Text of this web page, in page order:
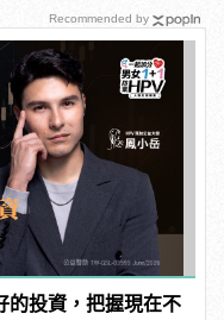
的投資，把握現在不
Recommended by